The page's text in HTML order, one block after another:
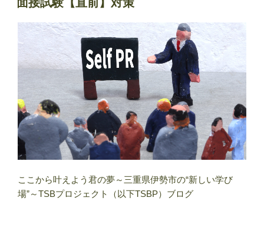
日:
ここから叶えよう君の夢～三重県伊勢市の“新しい学び
場”～TSBプロジェクト（以下TSBP）ブログ